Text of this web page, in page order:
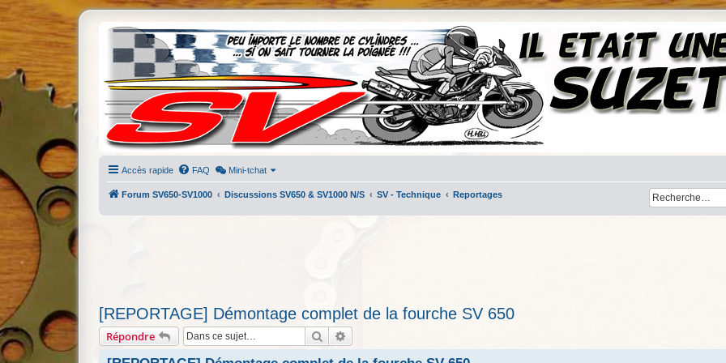
Accès rapide FAQ Mini-tchat
Forum SV650-SV1000 Discussions SV650 & SV1000 N/S SV - Technique Reportages
[REPORTAGE] Démontage complet de la fourche SV 650
Répondre Rechercher